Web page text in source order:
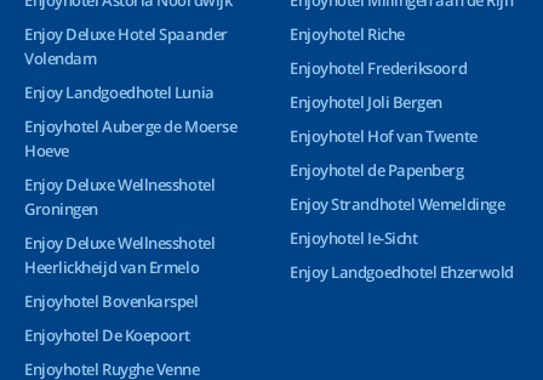
Enjoy Deluxe Hotel Spaander
Volendam
Enjoy Landgoedhotel Lunia
Enjoyhotel Auberge de Moerse
Hoeve
Enjoy Deluxe Wellnesshotel
Groningen
Enjoy Deluxe Wellnesshotel
Heerlickheijd van Ermelo
Enjoyhotel Bovenkarspel
Enjoyhotel De Koepoort
Enjoyhotel Ruyghe Venne
Enjoyhotel Riche
Enjoyhotel Frederiksoord
Enjoyhotel Joli Bergen
Enjoyhotel Hof van Twente
Enjoyhotel de Papenberg
Enjoy Strandhotel Wemeldinge
Enjoyhotel Ie-Sicht
Enjoy Landgoedhotel Ehzerwold